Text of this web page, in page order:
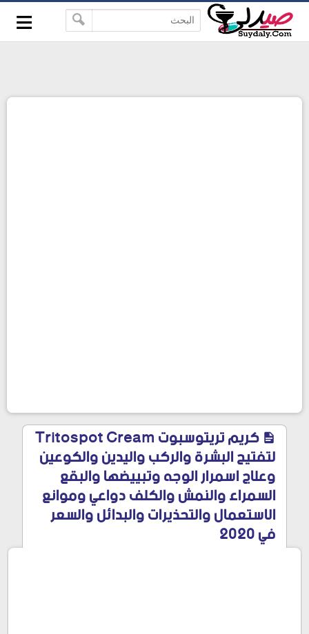
-->
google-site-verification=pbBDctPvwZJkSEHg2-
vmZ_yu86_9u3jQJgGN9H2FF9w
≡
كريم تريتوسبوت Tritospot Cream
لتفتيح البشرة والركب واليدين والكوعين
وعلاج اسمرار الوجه وتبييضها والبقع
السمراء والنمش والكلف دواعي وموانع
الاستعمال والتحذيرات والبدائل والسعر
في 2020